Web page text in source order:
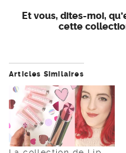
La collection de Lip
Glow to The Max de
DIOR
février 13, 2019
Dans "Dior"